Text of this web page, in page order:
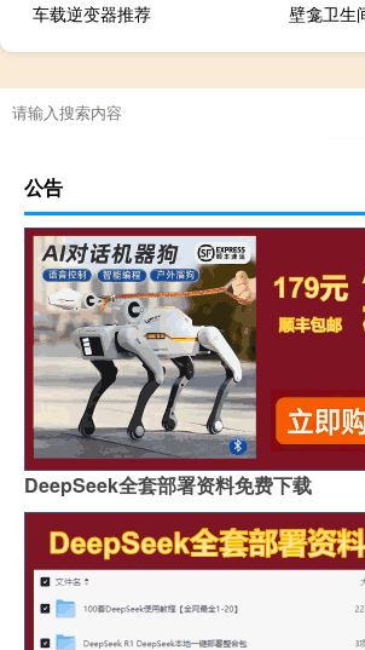
车载逆变器推荐
壁龛卫生
公告
DeepSeek全套部署资料免费下载